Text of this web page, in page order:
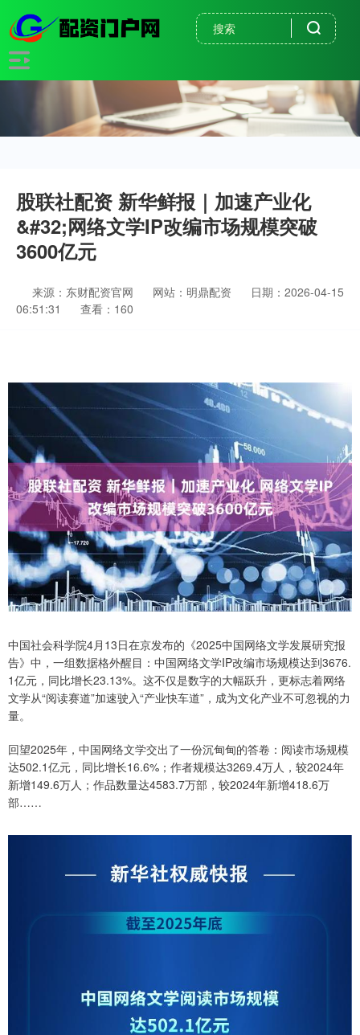
股联社配资 新华鲜报｜加速产业化
&#32;网络文学IP改编市场规模突破
3600亿元
来源：东财配资官网 网站：明鼎配资
日期：2026-04-15
06:51:31
查看：160
中国社会科学院4月13日在京发布的《2025中国网络文学发展研究报
告》中，一组数据格外醒目：中国网络文学IP改编市场规模达到3676.
1亿元，同比增长23.13%。这不仅是数字的大幅跃升，更标志着网络
文学从“阅读赛道”加速驶入“产业快车道”，成为文化产业不可忽视的力
量。
回望2025年，中国网络文学交出了一份沉甸甸的答卷：阅读市场规模
达502.1亿元，同比增长16.6%；作者规模达3269.4万人，较2024年
新增149.6万人；作品数量达4583.7万部，较2024年新增418.6万
部……